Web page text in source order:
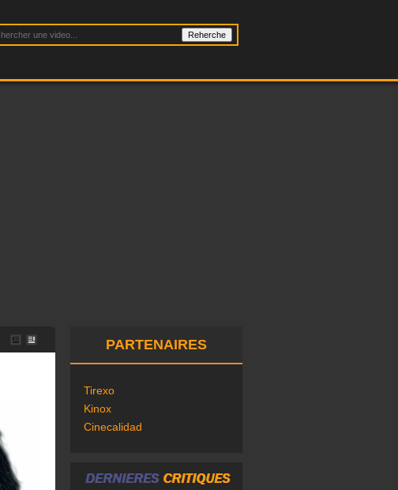
PARTENAIRES
Tirexo
Kinox
Cinecalidad